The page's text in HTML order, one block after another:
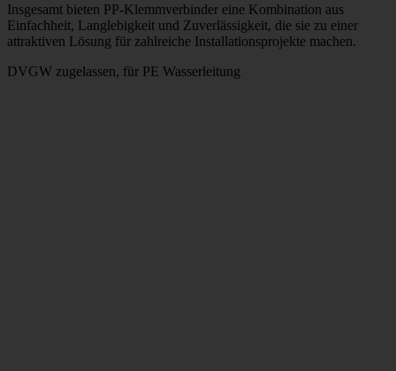
Insgesamt bieten PP-Klemmverbinder eine Kombination aus
Einfachheit, Langlebigkeit und Zuverlässigkeit, die sie zu einer
attraktiven Lösung für zahlreiche Installationsprojekte machen.
DVGW zugelassen, für PE Wasserleitung